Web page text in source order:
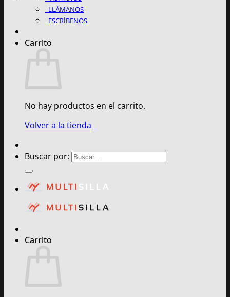
LLÁMANOS
ESCRÍBENOS
Carrito
No hay productos en el carrito.
Volver a la tienda
Buscar por:
Carrito